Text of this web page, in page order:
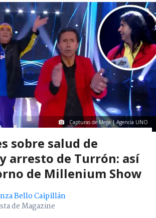
Capturas de Mega | Agencia UNO
sobre salud de
arresto de Turrón: así
de Millenium Show
Bello Caipillán
de Magazine